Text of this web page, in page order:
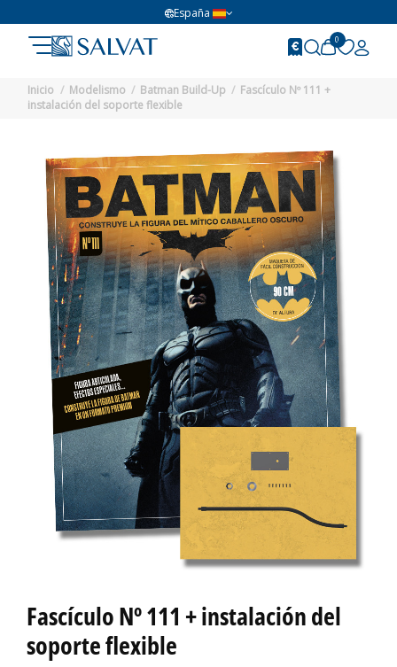
España
0
Inicio Modelismo Batman Build-Up
Fascículo Nº 111 +
instalación del soporte flexible
Fascículo Nº 111 + instalación del
soporte flexible